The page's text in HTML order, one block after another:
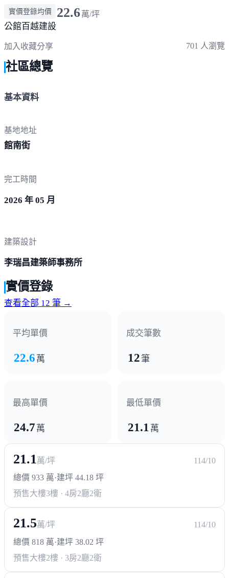
實價登錄均價 22.6萬/坪
公館 百越建設
加入收藏分享 701 人瀏覽
社區總覽
基本資料
基地地址
館南街
完工時間
2026 年 05 月
建築設計
李瑞昌建築師事務所
實價登錄
查看全部 12 筆 →
平均單價
22.6 萬
成交筆數
12筆
最高單價
24.7 萬
最低單價
21.1 萬
21.1萬/坪
114/10
總價 933 萬·建坪 44.18 坪
預售大樓3樓 · 4房2廳2衛
21.5萬/坪
114/10
總價 818 萬·建坪 38.02 坪
預售大樓2樓 · 3房2廳2衛